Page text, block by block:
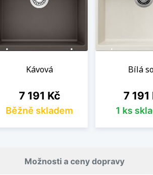
Kávová
Cena
7 191 Kč
Běžně skladem
Bílá
Cena
7 191
1 ks
Možnosti a ceny dopravy